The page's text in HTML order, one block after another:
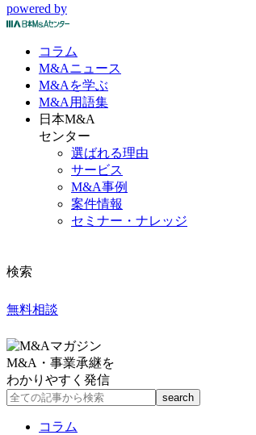
powered by
コラム
M&Aニュース
M&Aを学ぶ
M&A 用語集
日本M&A
センター
選ばれる理由
サービス
M&A事例
案件情報
セミナー・ナレッジ
検索
無料相談
M&A・事業承継を
わかりやすく発信
コラム